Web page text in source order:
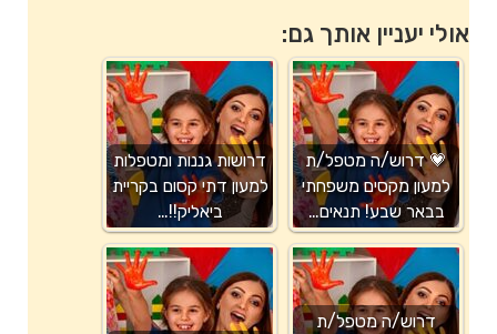
אולי יעניין אותך גם:
💗 דרוש/ה מטפל/ת
למעון מקסים משפחתי
בבאר שבע! תנאים…
דרושות גננות ומטפלות
למעון דתי קסום בקריית
ביאליק!!…
דרוש/ה מטפל/ת